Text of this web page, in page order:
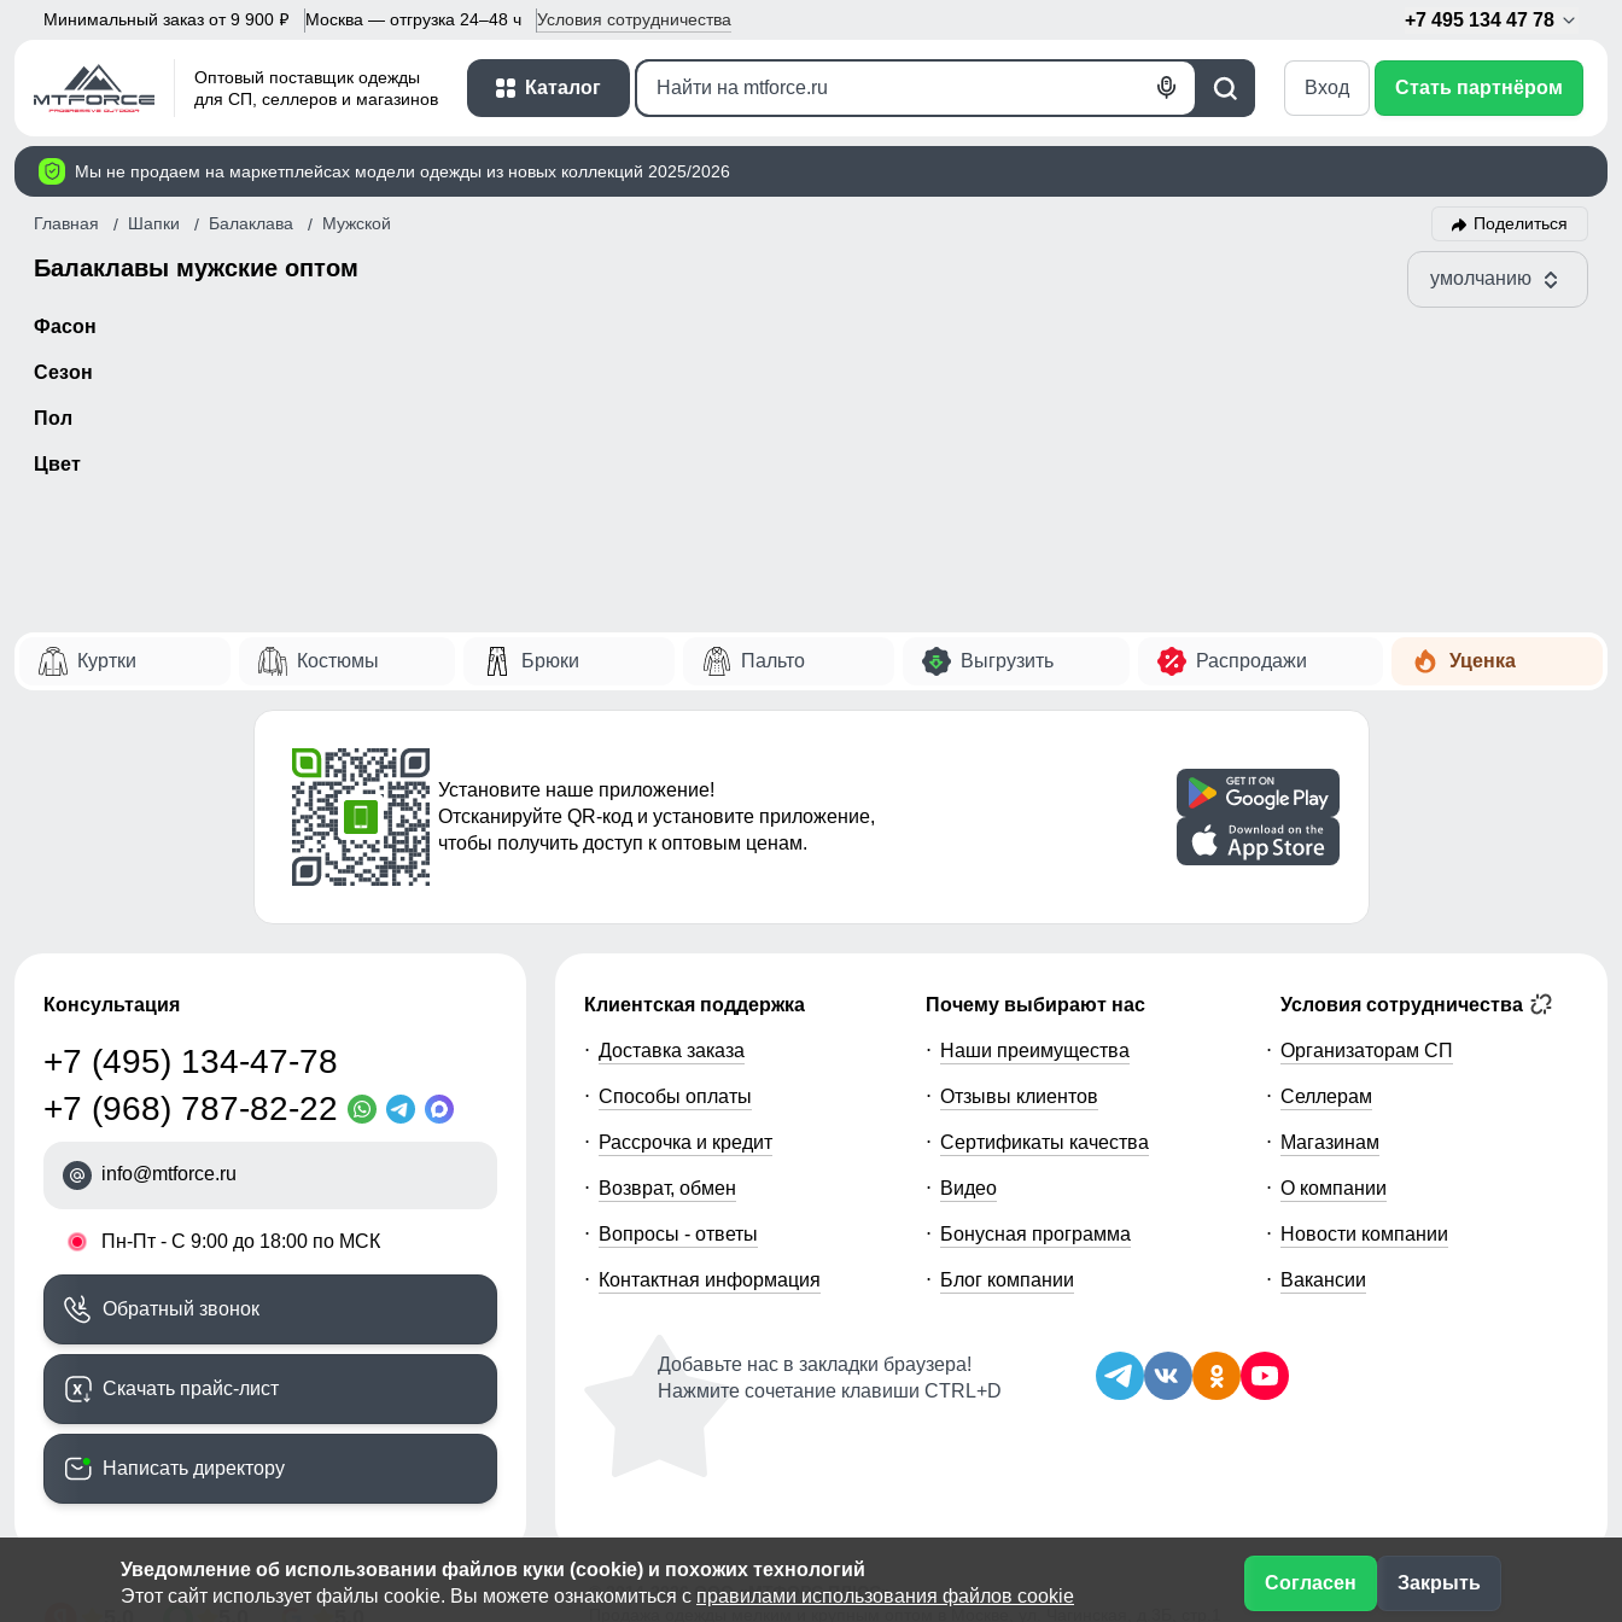
Уведомление об использовании файлов куки (cookie) и похожих технологий
Этот сайт использует файлы cookie. Вы можете ознакомиться с правилами использования файлов cookie
Согласен Закрыть
Минимальный заказ от 9 900 p Москва — отгрузка 24–48 ч Условия сотрудничества +7 495 134 47 78
Оптовый поставщик одежды
для СП, селлеров и магазинов
Каталог
Поиск
Голосовой
Вход Стать партнёром
Мы не продаем на маркетплейсах модели одежды из новых коллекций 2025/2026
Главная Шапки Балаклава Мужской Поделиться
Балаклавы мужские оптом умолчанию
Фасон
Сезон
Пол
Цвет
Куртки Костюмы Брюки Пальто Выгрузить Распродажи Уценка
Установите наше приложение!
Отсканируйте QR-код и установите приложение,
чтобы получить доступ к оптовым ценам.
Консультация
+7 (495) 134-47-78
+7 (968) 787-82-22
info@mtforce.ru
• Пн-Пт - С 9:00 до 18:00 по МСК
Обратный звонок
Скачать прайс-лист
Написать директору
Клиентская поддержка
Доставка заказа
Способы оплаты
Рассрочка и кредит
Возврат, обмен
Вопросы - ответы
Контактная информация
Почему выбирают нас
Наши преимущества
Отзывы клиентов
Сертификаты качества
Видео
Бонусная программа
Блог компании
Условия сотрудничества
Организаторам СП
Селлерам
Магазинам
О компании
Новости компании
Вакансии
Добавьте нас в закладки браузера!
Нажмите сочетание клавиши CTRL+D
© 2014-2026 ООО «МТФОРС ПЛЮС»